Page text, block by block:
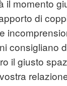
il momento
di
consigliano
il giusto